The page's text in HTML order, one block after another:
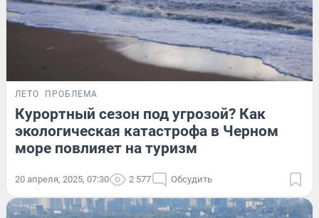
ЛЕТО ПРОБЛЕМА
Курортный сезон под угрозой? Как
экологическая катастрофа в Черном
море повлияет на туризм
20 апреля, 2025, 07:30 2 577 Обсудить